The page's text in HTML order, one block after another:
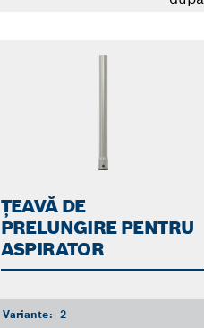
ȚEAVĂ DE
PRELUNGIRE PENTRU
ASPIRATOR
Variante: 2